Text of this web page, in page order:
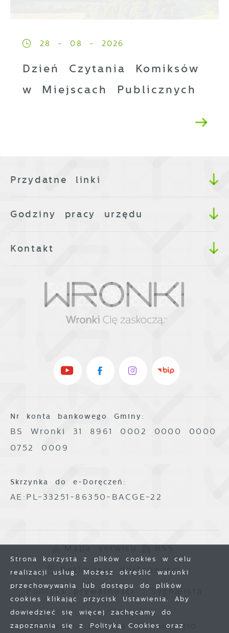
28 - 08 - 2026
Dzień Czytania Komiksów
w Miejscach Publicznych
Przydatne linki
Godziny pracy urzędu
Kontakt
Nr konta bankowego Gminy:
BS Wronki 31 8961 0002 0000 0000
0752 0009
Skrzynka do e-Doręczeń:
AE:PL-33251-86350-BACGE-22
Mapa serwisu RSS
Deklaracja dostępności
Polityka prywatności Sygnalista
Odwiedzin: 3793009 Online: 210
Strona korzysta z plików cookies w celu
realizacji usług. Możesz określić warunki
przechowywania lub dostępu do plików
cookies klikając przycisk Ustawienia. Aby
dowiedzieć się więcej zachęcamy do
zapoznania się z Polityką Cookies oraz